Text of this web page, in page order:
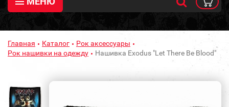
Главная Каталог
Рок аксессуары
Рок нашивки на одежду
Нашивка Exodus "Let There Be Blood"